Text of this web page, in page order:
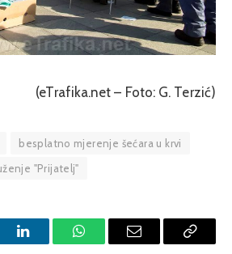
(eTrafika.net – Foto: G. Terzić)
besplatno mjerenje šećara u krvi
"Prijatelj"
LinkedInWhatsAppEmail
Copy